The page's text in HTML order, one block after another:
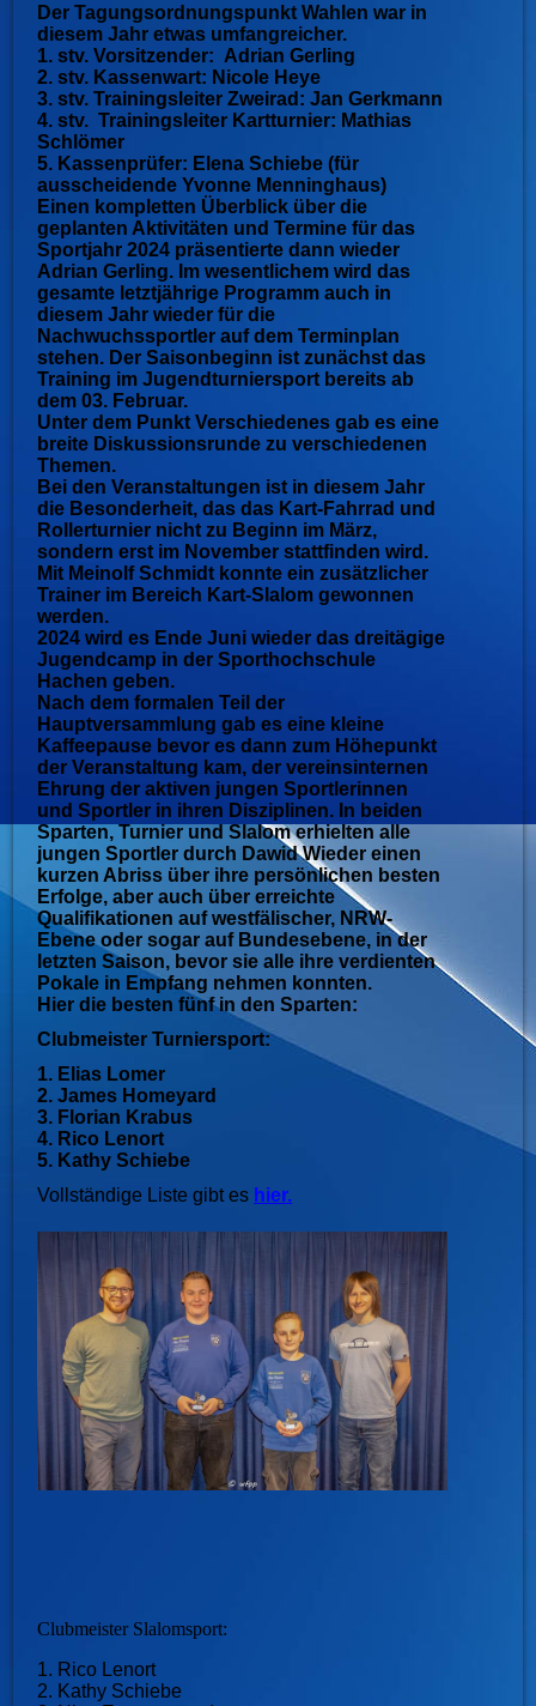
Der Tagungsordnungspunkt Wahlen war in
diesem Jahr etwas umfangreicher.
1. stv. Vorsitzender: Adrian Gerling
2. stv. Kassenwart: Nicole Heye
3. stv. Trainingsleiter Zweirad: Jan Gerkmann
4. stv. Trainingsleiter Kartturnier: Mathias
Schlömer
5. Kassenprüfer: Elena Schiebe (für
ausscheidende Yvonne Menninghaus)
Einen kompletten Überblick über die
geplanten Aktivitäten und Termine für das
Sportjahr 2024 präsentierte dann wieder
Adrian Gerling. Im wesentlichem wird das
gesamte letztjährige Programm auch in
diesem Jahr wieder für die
Nachwuchssportler auf dem Terminplan
stehen. Der Saisonbeginn ist zunächst das
Training im Jugendturniersport bereits ab
dem 03. Februar.
Unter dem Punkt Verschiedenes gab es eine
breite Diskussionsrunde zu verschiedenen
Themen.
Bei den Veranstaltungen ist in diesem Jahr
die Besonderheit, das das Kart-Fahrrad und
Rollerturnier nicht zu Beginn im März,
sondern erst im November stattfinden wird.
Mit Meinolf Schmidt konnte ein zusätzlicher
Trainer im Bereich Kart-Slalom gewonnen
werden.
2024 wird es Ende Juni wieder das dreitägige
Jugendcamp in der Sporthochschule
Hachen geben.
Nach dem formalen Teil der
Hauptversammlung gab es eine kleine
Kaffeepause bevor es dann zum Höhepunkt
der Veranstaltung kam, der vereinsinternen
Ehrung der aktiven jungen Sportlerinnen
und Sportler in ihren Disziplinen. In beiden
Sparten, Turnier und Slalom erhielten alle
jungen Sportler durch Dawid Wieder einen
kurzen Abriss über ihre persönlichen besten
Erfolge, aber auch über erreichte
Qualifikationen auf westfälischer, NRW-
Ebene oder sogar auf Bundesebene, in der
letzten Saison, bevor sie alle ihre verdienten
Pokale in Empfang nehmen konnten.
Hier die besten fünf in den Sparten:
Clubmeister Turniersport:
1. Elias Lomer
2. James Homeyard
3. Florian Krabus
4. Rico Lenort
5. Kathy Schiebe
Vollständige Liste gibt es hier.
Clubmeister Slalomsport:
1. Rico Lenort
2. Kathy Schiebe